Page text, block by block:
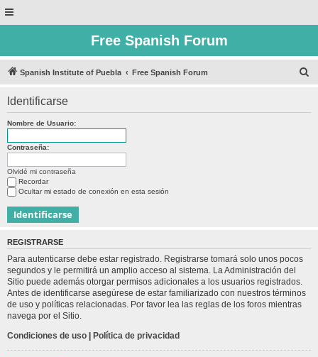
Free Spanish Forum
Spanish Institute of Puebla Free Spanish Forum
Identificarse
Nombre de Usuario:
Contraseña:
Olvidé mi contraseña
Recordar
Ocultar mi estado de conexión en esta sesión
REGISTRARSE
Para autenticarse debe estar registrado. Registrarse tomará solo unos pocos
segundos y le permitirá un amplio acceso al sistema. La Administración del
Sitio puede además otorgar permisos adicionales a los usuarios registrados.
Antes de identificarse asegúrese de estar familiarizado con nuestros términos
de uso y políticas relacionadas. Por favor lea las reglas de los foros mientras
navega por el Sitio.
Condiciones de uso | Política de privacidad